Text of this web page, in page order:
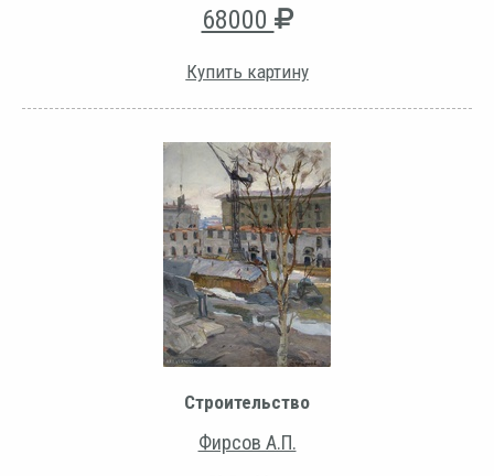
68000
Купить картину
Строительство
Фирсов А.П.